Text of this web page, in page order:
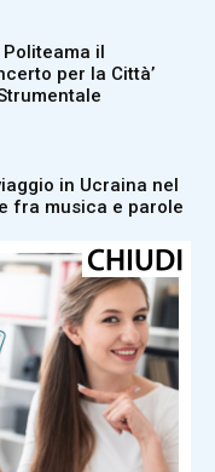
il
per la Città’
in Ucraina nel
fra musica e parole
attesa, tornano i
a suggellare il
59esima edizione
Camerata